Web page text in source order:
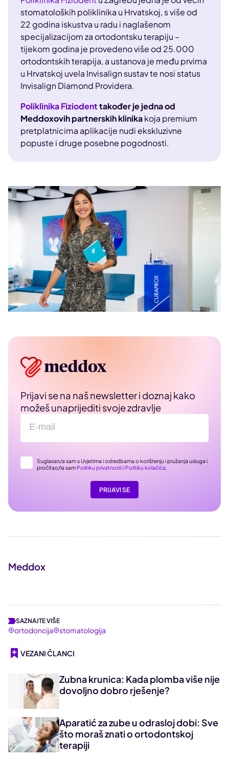
stomatoloških poliklinika u Hrvatskoj, s više od
22 godina iskustva u radu i naglašenom
specijalizacijom za ortodontsku terapiju –
tijekom godina je provedeno više od 25.000
ortodontskih terapija, a ustanova je među prvima
u Hrvatskoj uvela Invisalign sustav te nosi status
Invisalign Diamond Providera.
Poliklinika Fiziodenttakođer je jedna od
Meddoxovih partnerskih klinikakoja premium
pretplatnicima aplikacije nudi ekskluzivne
popuste i druge posebne pogodnosti.
Prijavi se na naš newsletter i doznaj kako
možeš unaprijediti svoje zdravlje
Suglasan/a sam s Uvjetima i odredbama o korištenju i pružanja usluga i
pročitao/la sam Politiku privatnostii Politiku kolačića.
PRIJAVI SE
Meddox
SAZNAJTE VIŠE
ortodoncija stomatologija
VEZANI ČLANCI
Zubna krunica: Kada plomba više nije
dovoljno dobro rješenje?
Aparatić za zube u odrasloj dobi: Sve
što moraš znati o ortodontskoj
terapiji